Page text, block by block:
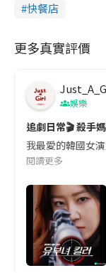
快餐店
更多真實評價
娛樂
追劇日常🎬 殺手
我最愛的韓國女
閱讀更多